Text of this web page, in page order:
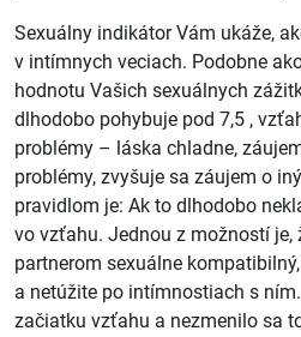
Sexuálny indikátorVám ukáže,
v intímnych veciach. Podobne
hodnotu Vašich sexuálnych
dlhodobo pohybuje pod 7,5 ,
problémy – láska chladne,
problémy, zvyšuje sa záujem o
pravidlom je: Ak to dlhodobo
vo vzťahu. Jednou z možností je,
partnerom sexuálne
a netúžite po intímnostiach s
začiatku vzťahu a nezmenilo sa